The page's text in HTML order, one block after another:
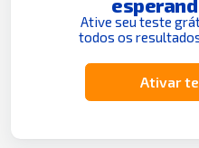
Ative seu teste
todos os
Ativar